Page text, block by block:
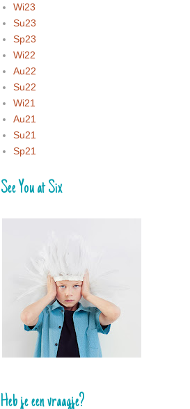
Wi23
Su23
Sp23
Wi22
Au22
Su22
Wi21
Au21
Su21
Sp21
See You at Six
Heb je een vraagje?